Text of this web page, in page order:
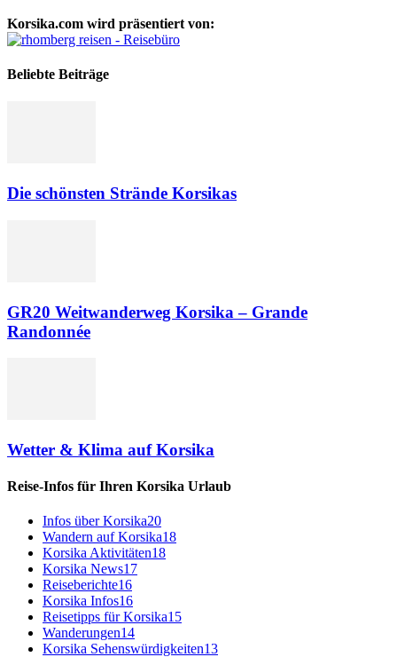
Korsika.com wird präsentiert von:
Beliebte Beiträge
Die schönsten Strände Korsikas
GR20 Weitwanderweg Korsika – Grande
Randonnée
Wetter & Klima auf Korsika
Reise-Infos für Ihren Korsika Urlaub
Infos über Korsika20
Wandern auf Korsika18
Korsika Aktivitäten18
Korsika News17
Reiseberichte16
Korsika Infos16
Reisetipps für Korsika15
Wanderungen14
Korsika Sehenswürdigkeiten13